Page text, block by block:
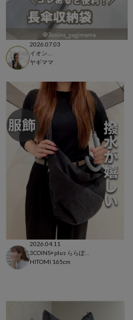
2026.07.03
ヤギママ
2026.04.11
HITOMI 165cm